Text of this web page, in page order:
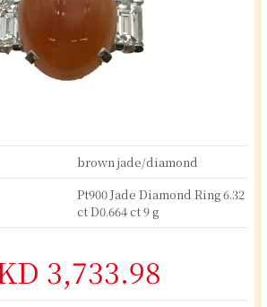
brown jade/diamond
Pt900 Jade Diamond Ring 6.32
ct D0.664 ct 9 g
3,733.98